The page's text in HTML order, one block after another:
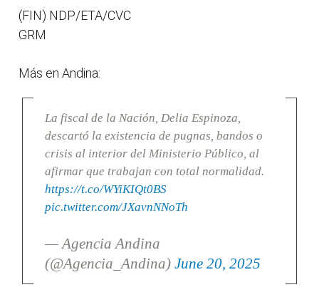
(FIN) NDP/ETA/CVC
GRM
Más en Andina:
La fiscal de la Nación, Delia Espinoza,
descartó la existencia de pugnas, bandos o
crisis al interior del Ministerio Público, al
afirmar que trabajan con total normalidad.
https://t.co/WYiKIQt0BS
pic.twitter.com/JXavnNNoTh
— Agencia Andina
(@Agencia_Andina) June 20, 2025